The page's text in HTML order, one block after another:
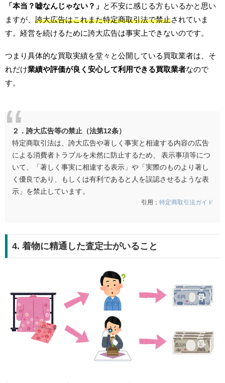
「本当？嘘なんじゃない？」
と不安に感じる方もいるかと思い
ますが、 誇大広告はこれまた特定商取引法で禁止されていま
す。経営を続けるために誇大広告は事実上できないのです。
つまり具体的な買取実績を堂々と公開している買取業者は、そ
れだけ業績や評価が良く安心して利用できる買取業者なので
す。
２．誇大広告等の禁止（法第12条）
特定商取引法は、誇大広告や著しく事実と相違する内容の広告
による消費者トラブルを未然に防止するため、 表示事項等につ
いて、「著しく事実に相違する表示」や「実際のものより著し
く優良であり、もしくは有利であると人を誤認させるような表
示」を禁止しています。
引用： 特定商取引法ガイド
4. 着物に精通した査定士がいること